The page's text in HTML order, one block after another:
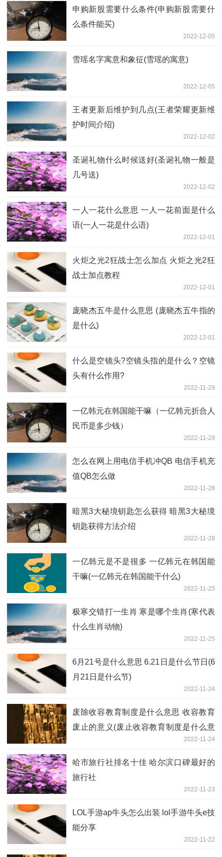
申购新股需要什么条件(申购新股需要什
么条件能买)
2022-12-05
雪瑶名字寓意和象征(雪瑶的寓意)
2022-12-05
王者更新后维护到几点(王者荣耀更新维
护时间介绍)
2022-12-02
圣诞礼物什么时候送好(圣诞礼物一般是
几号送)
2022-12-02
一人一花什么意思 一人一花前面是什么
语(一人一花是什么语)
2022-12-01
火炬之光2狂战士怎么加点 火炬之光2狂
战士加点教程
2022-12-01
庞晓杰五牛是什么意思 (庞晓杰五牛指的
是什么)
2022-12-01
什么是空镜头?空镜头指的是什么？空镜
头有什么作用?
2022-11-29
一亿韩元在韩国能干嘛（一亿韩元折合人
民币是多少钱）
2022-11-29
怎么在网上用电信手机冲QB 电信手机充
值QB怎么做
2022-11-28
暗黑3大秘境钥匙怎么获得 暗黑3大秘境
钥匙获得方法介绍
2022-11-28
一亿韩元是不是很多 一亿韩元在韩国能
干嘛(一亿韩元在韩国能干什么)
2022-11-25
极寒交错打一生肖 寒是哪个生肖(寒代表
什么生肖动物)
2022-11-25
6月21号是什么意思 6.21日是什么节日(6
月21日是什么节)
2022-11-24
废除收容教育制度是什么意思 收容教育
废止的意义(废止收容教育制度是什么意
2022-11-24
哈市旅行社排名十佳 哈尔滨口碑最好的
旅行社
2022-11-23
LOL手游ap牛头怎么出装 lol手游牛头e技
能分享
2022-11-22